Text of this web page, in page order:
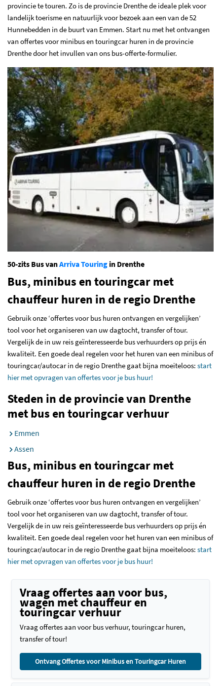
provincie te touren. Zo is de provincie Drenthe de ideale plek voor
landelijk toerisme en natuurlijk voor bezoek aan een van de 52
Hunnebedden in de buurt van Emmen. Start nu met het ontvangen
van offertes voor minibus en touringcar huren in de provincie
Drenthedoor het invullen van ons bus-offerte-formulier.
50-zits Bus vanArriva Touring in Drenthe
Bus, minibus en touringcar met
chauffeur huren in de regio Drenthe
Gebruik onze ‘offertes voor bus huren ontvangen en vergelijken’
tool voor het organiseren van uw dagtocht, transfer of tour.
Vergelijk de in uw reis geïnteresseerde bus verhuurders op prijs én
kwaliteit. Een goede deal regelen voor het huren van een minibus of
touringcar/autocar in de regio Drenthe gaat bijna moeiteloos: start
hier met opvragen van offertes voor je bus huur!
Steden in de provincie van Drenthe
met bus en touringcar verhuur
Emmen
Assen
Bus, minibus en touringcar met
chauffeur huren in de regio Drenthe
Gebruik onze ‘offertes voor bus huren ontvangen en vergelijken’
tool voor het organiseren van uw dagtocht, transfer of tour.
Vergelijk de in uw reis geïnteresseerde bus verhuurders op prijs én
kwaliteit. Een goede deal regelen voor het huren van een minibus of
touringcar/autocar in de regio Drenthe gaat bijna moeiteloos: start
hier met opvragen van offertes voor je bus huur!
Vraag offertes aan voor bus,
wagen met chauffeur en
touringcar verhuur
Vraag offertes aan voor bus verhuur, touringcar huren,
transfer of tour!
Ontvang Offertes voor Minibus en Touringcar Huren